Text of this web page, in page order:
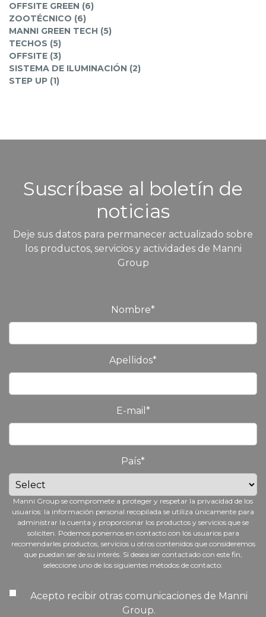
OFFSITE GREEN (6)
ZOOTÉCNICO (6)
MANNI GREEN TECH (5)
TECHOS (5)
OFFSITE (3)
SISTEMA DE ILUMINACIÓN (2)
STEP UP (1)
Suscríbase al boletín de
noticias
Deje sus datos para permanecer actualizado sobre
los productos, servicios y actividades de Manni
Group
Nombre*
Apellidos*
E-mail *
País*
Manni Group se compromete a proteger y respetar la privacidad de los
usuarios: la información personal recopilada se utiliza únicamente para
administrar la cuenta y proporcionar los productos y servicios que se
soliciten. Podemos ponernos en contacto con los usuarios para
recomendarles productos, servicios u otros contenidos que consideremos
que puedan ser de su interés. Si desea ser contactado con este fin,
seleccione uno de los siguientes métodos de contacto:
Acepto recibir otras comunicaciones de Manni
Group.